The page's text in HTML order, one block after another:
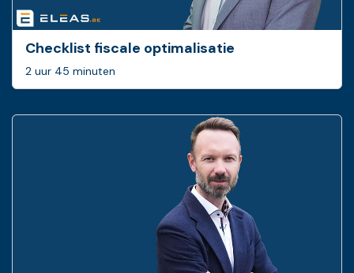
Checklist fiscale optimalisatie
2 uur 45 minuten